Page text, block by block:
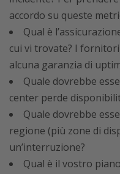
accordo su queste
Qual è
cui vi trovate? I
alcuna garanzia di
Quale dovrebbe
center perde
Quale dovrebbe
regione (più zone di
un’interruzione?
Qual è il vostro